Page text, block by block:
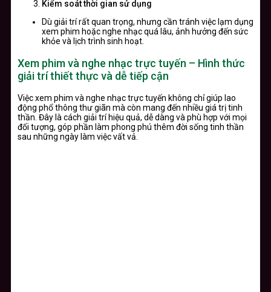
Kiểm soát thời gian sử dụng
Dù giải trí rất quan trọng, nhưng cần tránh việc lạm dụng
xem phim hoặc nghe nhạc quá lâu, ảnh hưởng đến sức
khỏe và lịch trình sinh hoạt.
Xem phim và nghe nhạc trực tuyến – Hình thức
giải trí thiết thực và dễ tiếp cận
Việc xem phim và nghe nhạc trực tuyến không chỉ giúp lao
động phổ thông thư giãn mà còn mang đến nhiều giá trị tinh
thần. Đây là cách giải trí hiệu quả, dễ dàng và phù hợp với mọi
đối tượng, góp phần làm phong phú thêm đời sống tinh thần
sau những ngày làm việc vất vả.